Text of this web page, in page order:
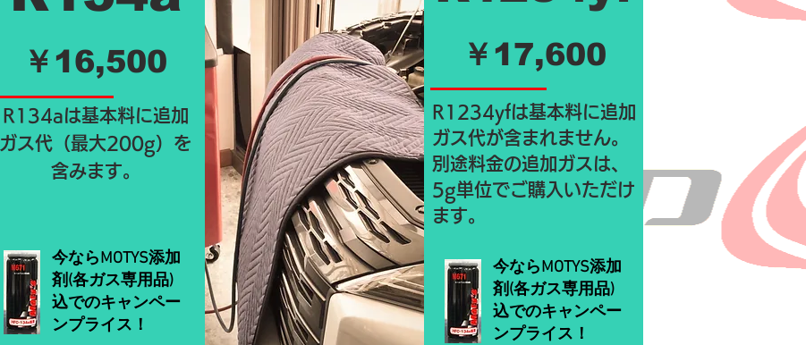
￥16,500
R134aは基本料に追加
ガス代（最大200g）を
含みます。
今ならMOTYS添加
剤(各ガス専用品)
込でのキャンペー
ンプライス！
￥17,600
R1234yfは基本料に追加
ガス代が含まれません。
別途料金の追加ガスは、
5g単位でご購入いただけ
ます。
今ならMOTYS添加
剤(各ガス専用品)
込でのキャンペー
ンプライス！